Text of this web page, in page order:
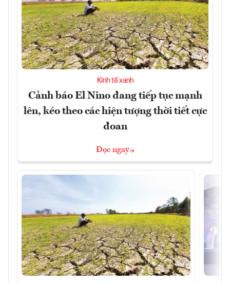
Kinh tế xanh
Cảnh báo El Nino đang tiếp tục mạnh
lên, kéo theo các hiện tượng thời tiết cực
đoan
Đọc ngay